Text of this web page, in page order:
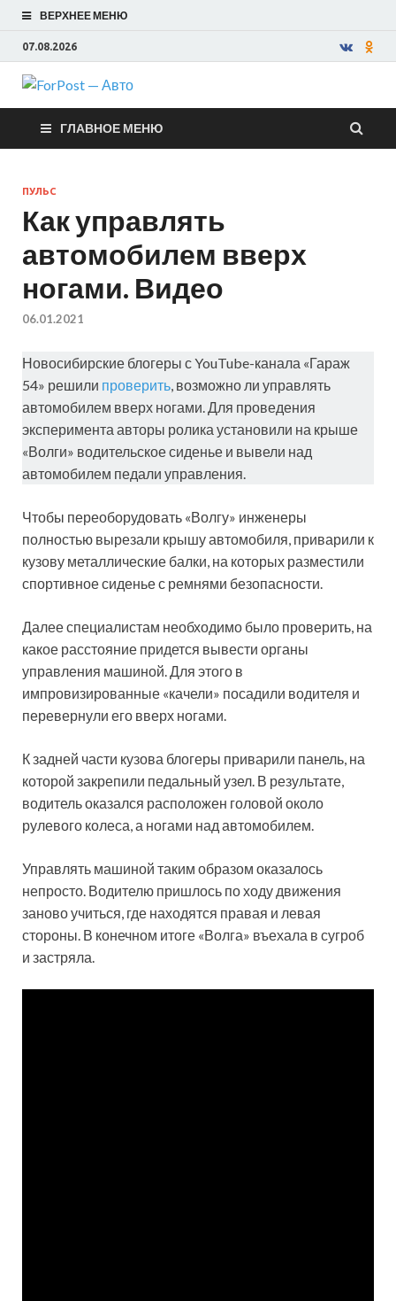
ВЕРХНЕЕ МЕНЮ
07.08.2026
ForPost —
Авто
ГЛАВНОЕ МЕНЮ
ПУЛЬС
Как управлять
автомобилем вверх
ногами. Видео
06.01.2021
Новосибирские блогеры с YouTube-канала «Гараж
54» решили проверить, возможно ли управлять
автомобилем вверх ногами. Для проведения
эксперимента авторы ролика установили на крыше
«Волги» водительское сиденье и вывели над
автомобилем педали управления.
Чтобы переоборудовать «Волгу» инженеры
полностью вырезали крышу автомобиля, приварили к
кузову металлические балки, на которых разместили
спортивное сиденье с ремнями безопасности.
Далее специалистам необходимо было проверить, на
какое расстояние придется вывести органы
управления машиной. Для этого в
импровизированные «качели» посадили водителя и
перевернули его вверх ногами.
К задней части кузова блогеры приварили панель, на
которой закрепили педальный узел. В результате,
водитель оказался расположен головой около
рулевого колеса, а ногами над автомобилем.
Управлять машиной таким образом оказалось
непросто. Водителю пришлось по ходу движения
заново учиться, где находятся правая и левая
стороны. В конечном итоге «Волга» въехала в сугроб
и застряла.